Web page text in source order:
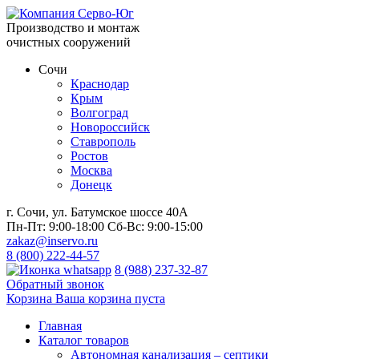
Производство и монтаж
очистных сооружений
Сочи
Краснодар
Крым
Волгоград
Новороссийск
Ставрополь
Ростов
Москва
Донецк
г. Сочи, ул. Батумское шоссе 40А
Пн-Пт: 9:00-18:00 Сб-Вс: 9:00-15:00
zakaz@inservo.ru
8 (800) 222-44-57
8 (988) 237-32-87
Обратный звонок
Корзина Ваша корзина пуста
Главная
Каталог товаров
Автономная канализация – септики